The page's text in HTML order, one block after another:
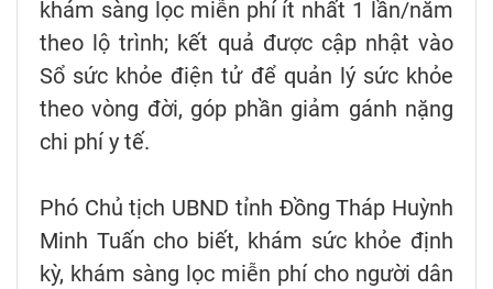
khám sàng lọc miễn phí ít nhất 1 lần/năm
theo lộ trình; kết quả được cập nhật vào
Sổ sức khỏe điện tử để quản lý sức khỏe
theo vòng đời, góp phần giảm gánh nặng
chi phí y tế.
Phó Chủ tịch UBND tỉnh Đồng Tháp Huỳnh
Minh Tuấn cho biết, khám sức khỏe định
kỳ, khám sàng lọc miễn phí cho người dân